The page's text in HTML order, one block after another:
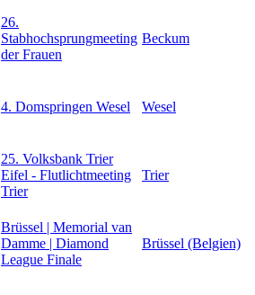
26.
Stabhochsprungmeeting
der Frauen
Beckum
4. Domspringen Wesel Wesel
25. Volksbank Trier
Eifel - Flutlichtmeeting
Trier
Trier
Brüssel | Memorial van
Damme | Diamond
League Finale
Brüssel (Belgien)